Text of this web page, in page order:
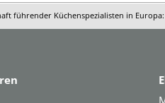
führender Küchenspezialisten in Europa: